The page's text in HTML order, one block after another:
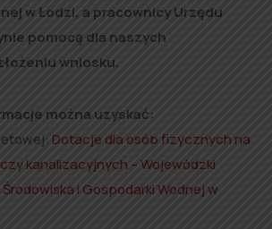
w Łodzi, a pracownicy Urzędu
pomocą dla naszych
wniosku.
można uzyskać:
Dotacje dla osób fizycznych na
kanalizacyjnych – Wojewódzki
i Gospodarki Wodnej w